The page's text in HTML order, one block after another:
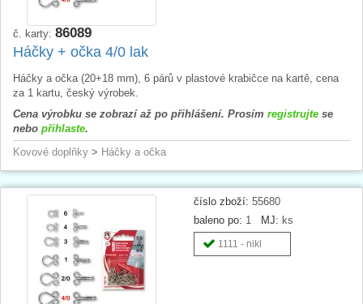
č. karty: 86089
Háčky + očka 4/0 lak
Háčky a očka (20+18 mm), 6 párů v plastové krabičce na kartě, cena
za 1 kartu, český výrobek.
Cena výrobku se zobrazí až po přihlášení. Prosím registrujte se
nebo přihlaste.
Kovové doplňky > Háčky a očka
číslo zboží: 55680
baleno po: 1 MJ: ks
1111 - nikl